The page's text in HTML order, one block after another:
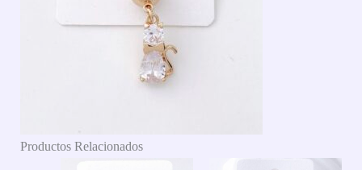
Productos Relacionados